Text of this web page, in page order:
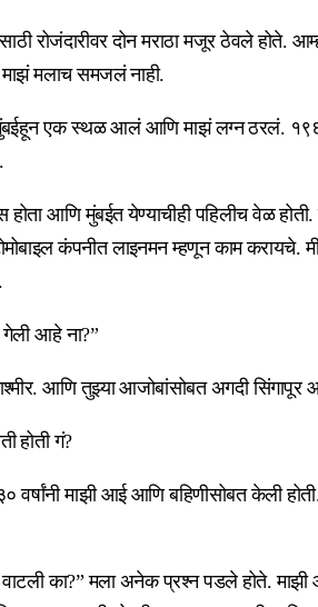
रोजंदारीवर दोन मराठा मजूर ठेवले होते.
माझं मलाच समजलं नाही.
एक स्थळ आलं आणि माझं लग्न ठरलं.
होता आणि मुंबईत येण्याचीही पहिलीच वेळ
कंपनीत लाइनमन म्हणून काम
गेली आहे ना?”
आणि तुझ्या आजोबांसोबत अगदी सिंगापूर
होती गं?
माझी आई आणि बहिणीसोबत केली
वाटली का?” मला अनेक प्रश्न पडले होते.